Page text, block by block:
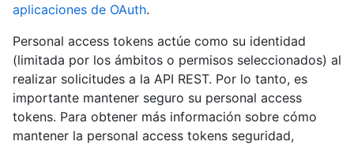
aplicaciones de OAuth.
Personal access tokens actúe como su identidad
(limitada por los ámbitos o permisos seleccionados) al
realizar solicitudes a la API REST. Por lo tanto, es
importante mantener seguro su personal access
tokens. Para obtener más información sobre cómo
mantener la personal access tokens seguridad,